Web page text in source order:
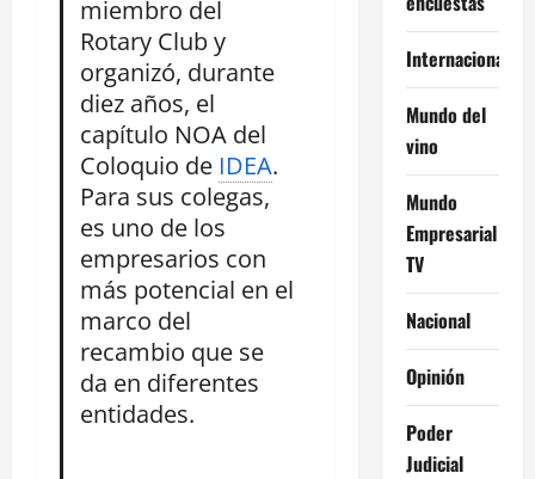
miembro del
Rotary Club y
organizó, durante
diez años, el
capítulo NOA del
Coloquio de IDEA.
Para sus colegas,
es uno de los
empresarios con
más potencial en el
marco del
recambio que se
da en diferentes
entidades.
Internacional
Mundo del
vino
Mundo
Empresarial
TV
Nacional
Opinión
Poder
Judicial